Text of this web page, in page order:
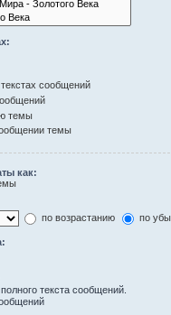
сообщений
темы
темы
как:
по возрастанию
по
текста сообщений.